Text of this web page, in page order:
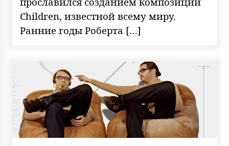
Children, известной всему миру.
Ранние годы Роберта […]